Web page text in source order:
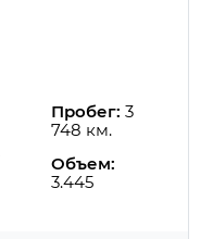
Пробег: 3
748 км.
Объем:
3.445